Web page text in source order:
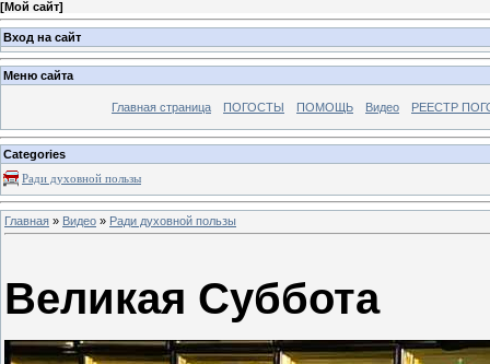
[Мой сайт]
Вход на сайт
Меню сайта
Главная страница ПОГОСТЫ ПОМОЩЬ Видео РЕЕСТР
Categories
Ради духовной пользы
Главная » Видео » Ради духовной пользы
Великая Суббота